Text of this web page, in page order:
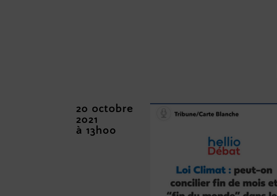
20 octobre
2021
à 13h00